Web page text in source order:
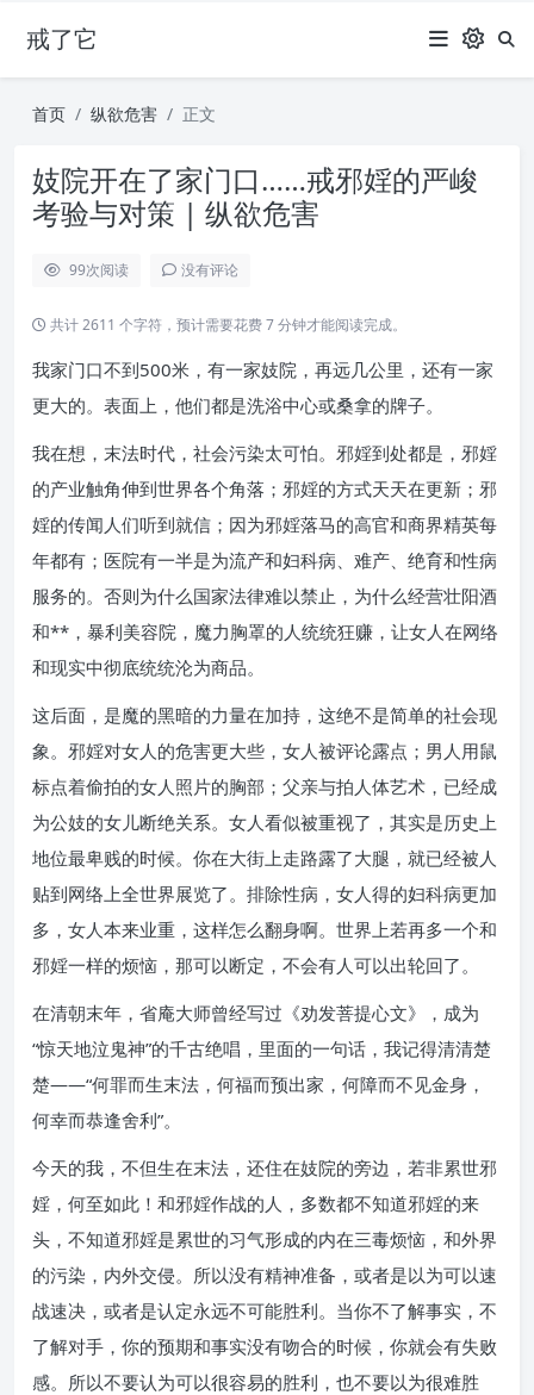
戒了它
首页 纵欲危害 正文
妓院开在了家门口……戒邪婬的严峻
考验与对策 | 纵欲危害
99次阅读 没有评论
共计 2611 个字符，预计需要花费 7 分钟才能阅读完成。
我家门口不到500米，有一家妓院，再远几公里，还有一家
更大的。表面上，他们都是洗浴中心或桑拿的牌子。
我在想，末法时代，社会污染太可怕。邪婬到处都是，邪婬
的产业触角伸到世界各个角落；邪婬的方式天天在更新；邪
婬的传闻人们听到就信；因为邪婬落马的高官和商界精英每
年都有；医院有一半是为流产和妇科病、难产、绝育和性病
服务的。否则为什么国家法律难以禁止，为什么经营壮阳酒
和**，暴利美容院，魔力胸罩的人统统狂赚，让女人在网络
和现实中彻底统统沦为商品。
这后面，是魔的黑暗的力量在加持，这绝不是简单的社会现
象。邪婬对女人的危害更大些，女人被评论露点；男人用鼠
标点着偷拍的女人照片的胸部；父亲与拍人体艺术，已经成
为公妓的女儿断绝关系。女人看似被重视了，其实是历史上
地位最卑贱的时候。你在大街上走路露了大腿，就已经被人
贴到网络上全世界展览了。排除性病，女人得的妇科病更加
多，女人本来业重，这样怎么翻身啊。世界上若再多一个和
邪婬一样的烦恼，那可以断定，不会有人可以出轮回了。
在清朝末年，省庵大师曾经写过《劝发菩提心文》，成为
“惊天地泣鬼神”的千古绝唱，里面的一句话，我记得清清楚
楚——“何罪而生末法，何福而预出家，何障而不见金身，
何幸而恭逢舍利”。
今天的我，不但生在末法，还住在妓院的旁边，若非累世邪
婬，何至如此！和邪婬作战的人，多数都不知道邪婬的来
头，不知道邪婬是累世的习气形成的内在三毒烦恼，和外界
的污染，内外交侵。所以没有精神准备，或者是以为可以速
战速决，或者是认定永远不可能胜利。当你不了解事实，不
了解对手，你的预期和事实没有吻合的时候，你就会有失败
感。所以不要认为可以很容易的胜利，也不要以为很难胜